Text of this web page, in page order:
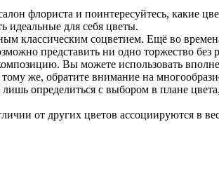
флориста и поинтересуйтесь, какие
идеальные для себя цветы.
классическим соцветием. Ещё во
представить ни одно торжество без
Вы можете использовать
же, обратите внимание на
определиться с выбором в плане
от других цветов ассоциируются в